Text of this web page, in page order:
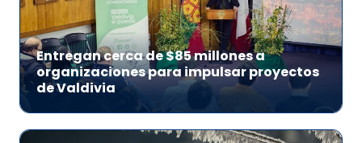
Entregan cerca de $85 millones a
organizaciones para impulsar proyectos
de Valdivia